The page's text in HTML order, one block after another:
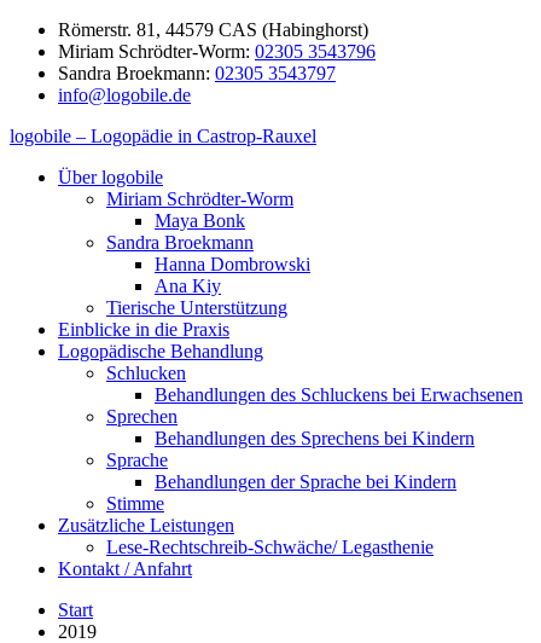
Zum
Inhalt
springen
Römerstr. 81, 44579 CAS (Habinghorst)
Miriam Schrödter-Worm: 02305 3543796
Sandra Broekmann: 02305 3543797
info@logobile.de
logobile – Logopädie in Castrop-Rauxel
logobile
logopädische
Praxisgemeinschaft
Über logobile
Miriam Schrödter-Worm
Maya Bonk
Sandra Broekmann
Hanna Dombrowski
Ana Kiy
Tierische Unterstützung
Einblicke in die Praxis
Logopädische Behandlung
Schlucken
Behandlungen des Schluckens bei Erwachsenen
Sprechen
Behandlungen des Sprechens bei Kindern
Sprache
Behandlungen der Sprache bei Kindern
Stimme
Zusätzliche Leistungen
Lese-Rechtschreib-Schwäche/ Legasthenie
Kontakt / Anfahrt
Start
2019